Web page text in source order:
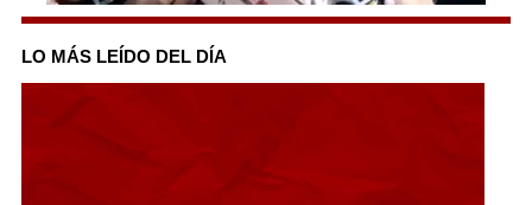
0
of
1
minute,
LO MÁS LEÍDO DEL DÍA